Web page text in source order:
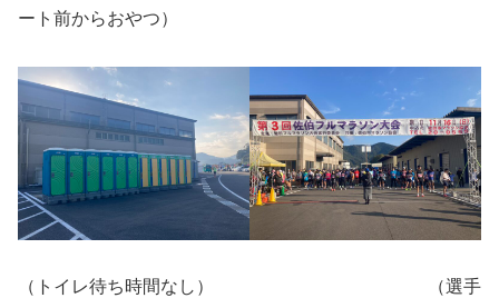
ート前からおやつ）
（トイレ待ち時間なし） （選手